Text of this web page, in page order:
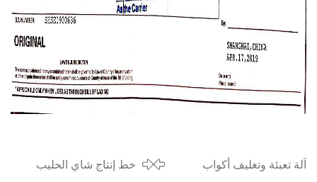
آلة تعبئة وتغليف أكواب
خط إنتاج شاي الحليب